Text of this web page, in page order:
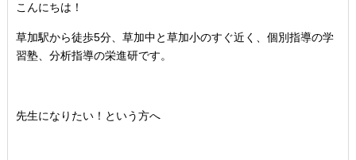
こんにちは！
草加駅から徒歩5分、草加中と草加小のすぐ近く、個別指導の学
習塾、分析指導の栄進研です。
先生になりたい！という方へ